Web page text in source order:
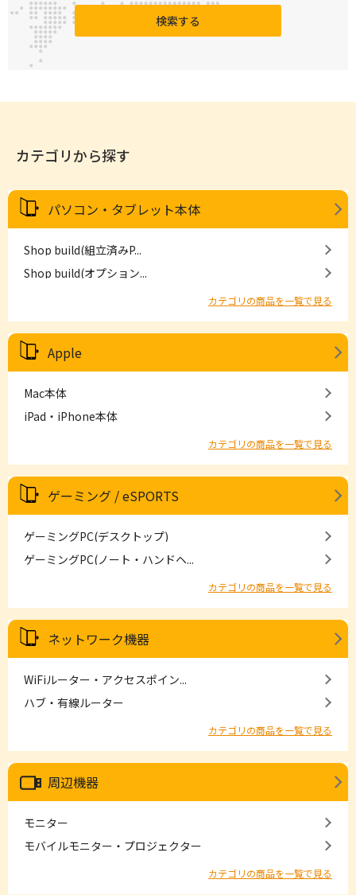
検索する
カテゴリから探す
パソコン・タブレット本体
Shop build(組立済みP...
Shop build(オプション...
カテゴリの商品を一覧で見る
Apple
Mac本体
iPad・iPhone本体
カテゴリの商品を一覧で見る
ゲーミング / eSPORTS
ゲーミングPC(デスクトップ)
ゲーミングPC(ノート・ハンドヘ...
カテゴリの商品を一覧で見る
ネットワーク機器
WiFiルーター・アクセスポイン...
ハブ・有線ルーター
カテゴリの商品を一覧で見る
周辺機器
モニター
モバイルモニター・プロジェクター
カテゴリの商品を一覧で見る